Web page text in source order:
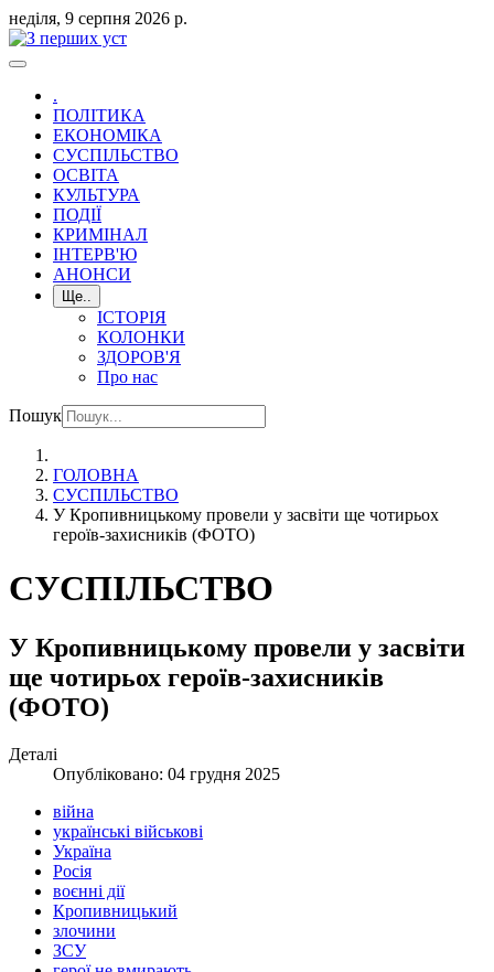
неділя, 9 серпня 2026 р.
.
ПОЛІТИКА
ЕКОНОМІКА
СУСПІЛЬСТВО
ОСВІТА
КУЛЬТУРА
ПОДІЇ
КРИМІНАЛ
ІНТЕРВ'Ю
АНОНСИ
Ще..
ІСТОРІЯ
КОЛОНКИ
ЗДОРОВ'Я
Про нас
Пошук
ГОЛОВНА
СУСПІЛЬСТВО
У Кропивницькому провели у засвіти ще чотирьох
героїв-захисників (ФОТО)
СУСПІЛЬСТВО
У Кропивницькому провели у засвіти
ще чотирьох героїв-захисників
(ФОТО)
Деталі
Опубліковано: 04 грудня 2025
війна
українські військові
Україна
Росія
воєнні дії
Кропивницький
злочини
ЗСУ